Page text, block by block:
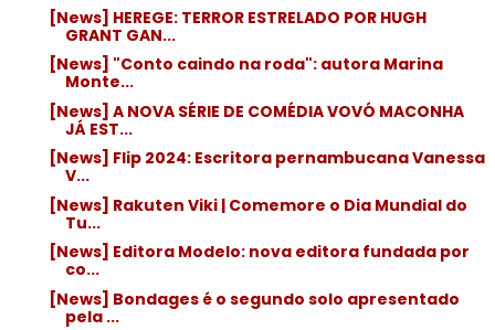
[News] HEREGE: TERROR ESTRELADO POR HUGH
GRANT GAN...
[News] "Conto caindo na roda": autora Marina
Monte...
[News] A NOVA SÉRIE DE COMÉDIA VOVÓ MACONHA
JÁ EST...
[News] Flip 2024: Escritora pernambucana Vanessa
V...
[News] Rakuten Viki | Comemore o Dia Mundial do
Tu...
[News] Editora Modelo: nova editora fundada por
co...
[News] Bondages é o segundo solo apresentado
pela ...